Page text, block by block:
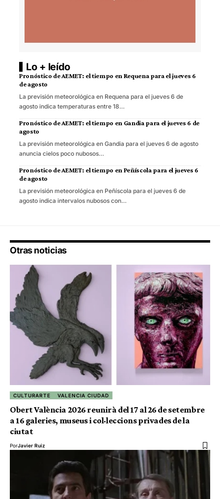
Lo + leído
Pronóstico de AEMET: el tiempo en Requena para el jueves 6
de agosto
La previsión meteorológica en Requena para el jueves 6 de
agosto indica temperaturas entre 18…
Pronóstico de AEMET: el tiempo en Gandia para el jueves 6 de
agosto
La previsión meteorológica en Gandia para el jueves 6 de agosto
anuncia cielos poco nubosos…
Pronóstico de AEMET: el tiempo en Peñíscola para el jueves 6
de agosto
La previsión meteorológica en Peñíscola para el jueves 6 de
agosto indica intervalos nubosos con…
Otras noticias
CULTURARTE VALENCIA CIUDAD
Obert València 2026 reunirà del 17 al 26 de setembre
a 16 galeries, museus i col·leccions privades de la
ciutat
PorJavier Ruiz